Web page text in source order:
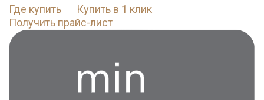
Где купить
Купить в 1 клик
Получить прайс-лист